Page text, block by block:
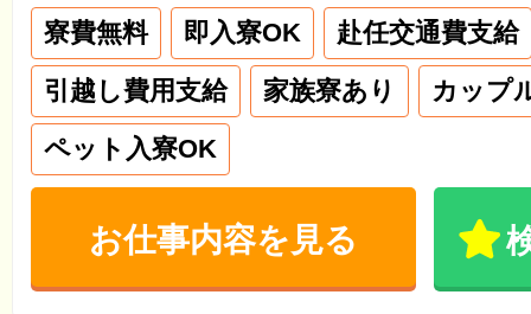
寮費無料 即入寮OK
赴任交通費支給
引越し費用支給
家族寮あり
カップ
ペット入寮OK
お仕事内容を見る